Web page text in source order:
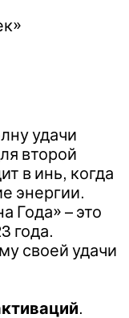
удачи
второй
в инь, когда
энергии.
Года» – это
года.
своей удачи
.